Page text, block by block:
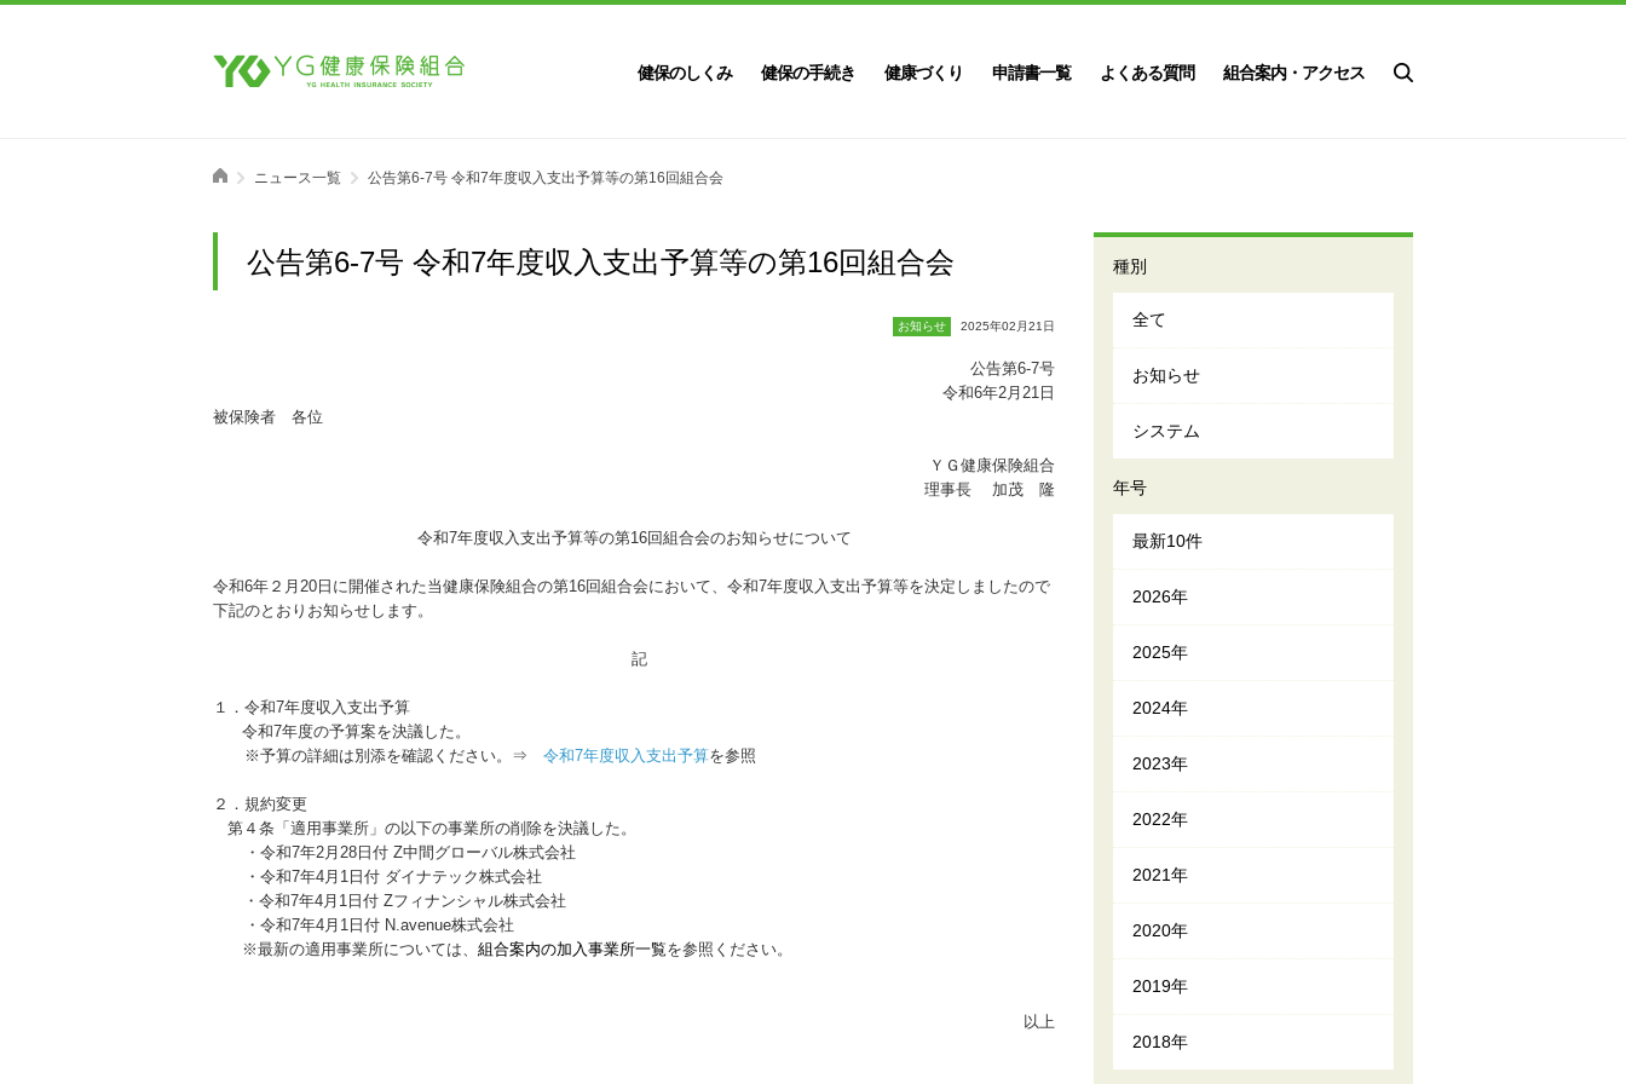
健保のしくみ 健保の手続き 健康づくり 申請書一覧 よくある質問 組合案内・アクセス
ニュース一覧 公告第6-7号 令和7年度収入支出予算等の第16回組合会
公告第6-7号 令和7年度収入支出予算等の第16回組合会
お知らせ 2025年02月21日
公告第6-7号
令和6年2月21日
被保険者 各位
ＹＧ健康保険組合
理事長 加茂 隆
令和7年度収入支出予算等の第16回組合会のお知らせについて
令和6年２月20日に開催された当健康保険組合の第16回組合会において、令和7年度収入支出予算等を決定しましたので
下記のとおりお知らせします。
記
１．令和7年度収入支出予算
令和7年度の予算案を決議した。
※予算の詳細は別添を確認ください。⇒ 令和7年度収入支出予算を参照
２．規約変更
第４条「適用事業所」の以下の事業所の削除を決議した。
・令和7年2月28日付 Z中間グローバル株式会社
・令和7年4月1日付 ダイナテック株式会社
・令和7年4月1日付 Zフィナンシャル株式会社
・令和7年4月1日付 N.avenue株式会社
※最新の適用事業所については、 組合案内の加入事業所一覧を参照ください。
以上
種別
全て
お知らせ
システム
年号
最新10件
2026年
2025年
2024年
2023年
2022年
2021年
2020年
2019年
2018年